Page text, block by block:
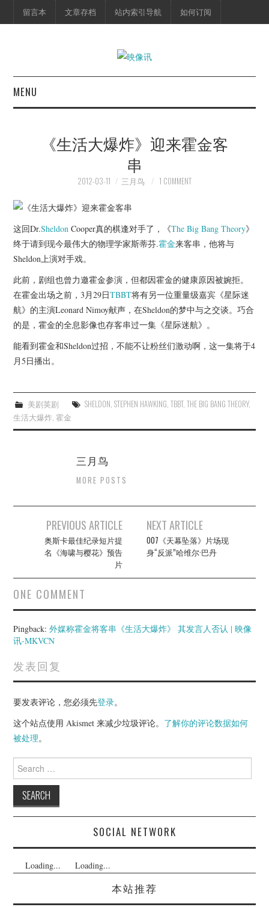
留言本 文章存档 站内索引导航 如何订阅
MENU
映像快讯
海报剧照
脱口秀
杂七杂八
美剧英剧
推荐电影
《生活大爆炸》迎来霍金客
串
2012-03-11 三月鸟 1 COMMENT
这回Dr.Sheldon Cooper真的棋逢对手了，《The Big Bang Theory》
终于请到现今最伟大的物理学家斯蒂芬.霍金来客串，他将与
Sheldon上演对手戏。
此前，剧组也曾力邀霍金参演，但都因霍金的健康原因被婉拒。
在霍金出场之前，3月29日TBBT将有另一位重量级嘉宾《星际迷
航》的主演Leonard Nimoy献声，在Sheldon的梦中与之交谈。巧合
的是，霍金的全息影像也存客串过一集《星际迷航》。
能看到霍金和Sheldon过招，不能不让粉丝们激动啊，这一集将于4
月5日播出。
美剧英剧 SHELDON, STEPHEN HAWKING, TBBT, THE BIG BANG THEORY,
生活大爆炸,霍金
三月鸟
MORE POSTS
navigation
PREVIOUS ARTICLE
奥斯卡最佳纪录短片提
名《海啸与樱花》预告
片
NEXT ARTICLE
007《天幕坠落》片场现
身“反派”哈维尔·巴丹
ONE COMMENT
Pingback:外媒称霍金将客串《生活大爆炸》 其发言人否认 | 映像
讯-MKVCN
发表回复
要发表评论，您必须先登录。
这个站点使用 Akismet 来减少垃圾评论。 了解你的评论数据如何
被处理。
Search
for:
SOCIAL NETWORK
Loading... Loading...
本站推荐